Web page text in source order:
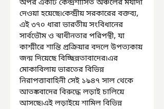
অপর একটি কেন্দ্রশাসিত অঞ্চলের মর্যাদা
দেওয়া হয়েছে৷কেন্দ্রীয় সরকারের বক্তব্য,
এই ৩৭০ ধারা ভারতীয় সংবিধানের
সার্বভৌম ও স্বাধীনতার পরিপন্থী, যা
কাশ্মীরে শান্তি প্রক্রিয়ার বদলে উপত্যকায়
জন্ম দিয়েছে বিচ্ছিন্নতাবাদের৷এর
মোকাবিলায় ভারতের বিভিন্ন
নিরাপত্তাবাহিনী সেই ১৯৪৭ সাল থেকে
আতঙ্কবাদের বিরুদ্ধে লড়াই চালিয়ে
আসছে৷এই লড়াইয়ে শামিল বিভিন্ন